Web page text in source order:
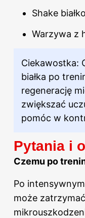
Shake
Warzywa z
Ciekawostka:
białka po
regenerację
zwiększać
pomóc w
Pytania i
Czemu po
Po
może